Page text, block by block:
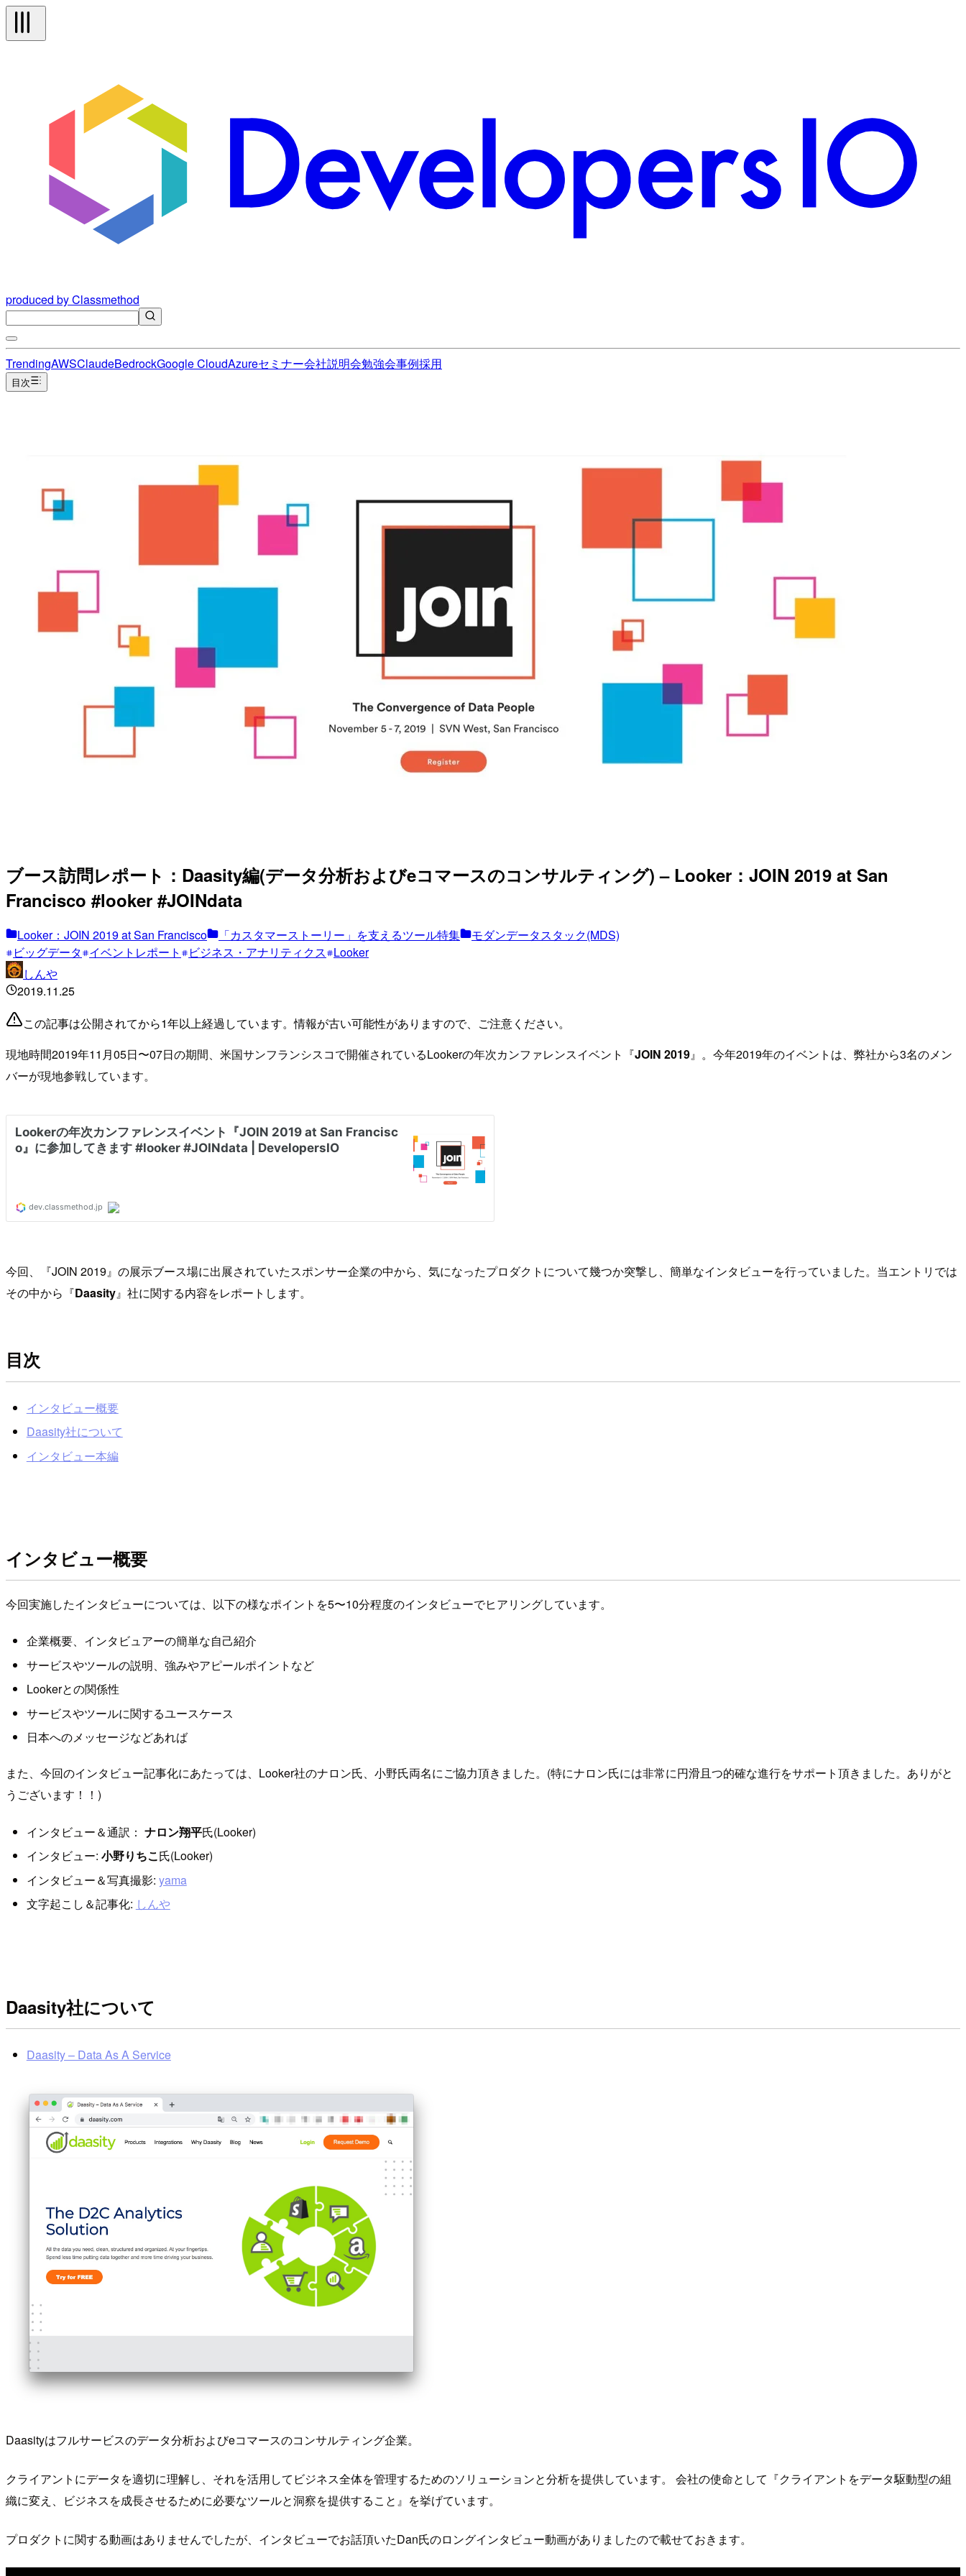
produced by Classmethod
TrendingAWSClaudeBedrockGoogle CloudAzureセミナー会社説明会勉強会事例採用
目次
ブース訪問レポート：Daasity編(データ分析およびeコマースのコンサルティング) – Looker：JOIN 2019 at San
Francisco #looker #JOINdata
Looker：JOIN 2019 at San Francisco 「カスタマーストーリー」を支えるツール特集
モダンデータスタック(MDS)
ビッグデータ イベントレポート ビジネス・アナリティクス Looker
しんや
2019.11.25
この記事は公開されてから1年以上経過しています。情報が古い可能性がありますので、ご注意ください。
現地時間2019年11月05日〜07日の期間、米国サンフランシスコで開催されているLookerの年次カンファレンスイベント『JOIN 2019』。今年2019年のイベントは、弊社から3名のメン
バーが現地参戦しています。
今回、『JOIN 2019』の展示ブース場に出展されていたスポンサー企業の中から、気になったプロダクトについて幾つか突撃し、簡単なインタビューを行っていました。当エントリでは
その中から『Daasity』社に関する内容をレポートします。
目次
インタビュー概要
Daasity社について
インタビュー本編
インタビュー概要
今回実施したインタビューについては、以下の様なポイントを5〜10分程度のインタビューでヒアリングしています。
企業概要、インタビュアーの簡単な自己紹介
サービスやツールの説明、強みやアピールポイントなど
Lookerとの関係性
サービスやツールに関するユースケース
日本へのメッセージなどあれば
また、今回のインタビュー記事化にあたっては、Looker社のナロン氏、小野氏両名にご協力頂きました。(特にナロン氏には非常に円滑且つ的確な進行をサポート頂きました。ありがと
うございます！！)
インタビュー＆通訳： ナロン翔平氏(Looker)
インタビュー: 小野りちこ氏(Looker)
インタビュー＆写真撮影: yama
文字起こし＆記事化: しんや
Daasity社について
Daasity – Data As A Service
Daasityはフルサービスのデータ分析およびeコマースのコンサルティング企業。
クライアントにデータを適切に理解し、それを活用してビジネス全体を管理するためのソリューションと分析を提供しています。 会社の使命として『クライアントをデータ駆動型の組
織に変え、ビジネスを成長させるために必要なツールと洞察を提供すること』を挙げています。
プロダクトに関する動画はありませんでしたが、インタビューでお話頂いたDan氏のロングインタビュー動画がありましたので載せておきます。